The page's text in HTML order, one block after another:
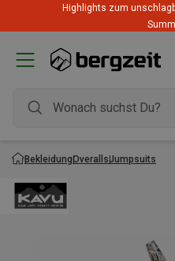
Highlights zum
BekleidungOverallsJumpsuits